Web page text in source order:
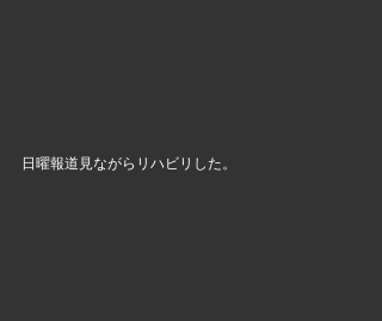
日曜報道見ながらリハビリした。